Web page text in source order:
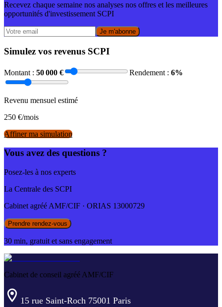
Recevez chaque semaine nos analyses nos offres et les meilleures
opportunités d'investissement SCPI
Je m'abonne
Simulez vos revenus SCPI
Montant : 50 000 € Rendement : 6%
Revenu mensuel estimé
250 €/mois
Affiner ma simulation
Vous avez des questions ?
Posez-les à nos experts
La Centrale des SCPI
Cabinet agréé AMF/CIF · ORIAS 13000729
Prendre rendez-vous
30 min, gratuit et sans engagement
Cabinet de conseil agréé AMF/CIF
15 rue Saint-Roch 75001 Paris